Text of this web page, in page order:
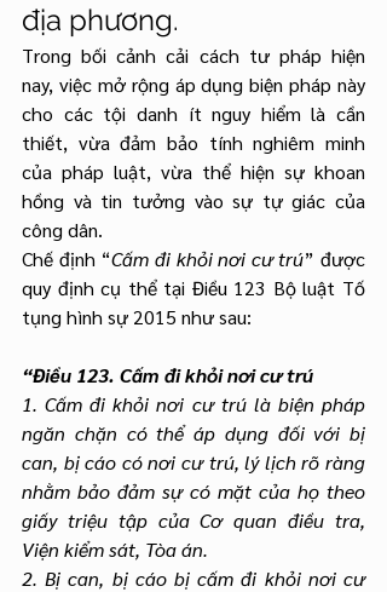
địa phương.
Trong bối cảnh cải cách tư pháp hiện
nay, việc mở rộng áp dụng biện pháp này
cho các tội danh ít nguy hiểm là cần
thiết, vừa đảm bảo tính nghiêm minh
của pháp luật, vừa thể hiện sự khoan
hồng và tin tưởng vào sự tự giác của
công dân.
Chế định “Cấm đi khỏi nơi cư trú” được
quy định cụ thể tại Điều 123 Bộ luật Tố
tụng hình sự 2015 như sau:
“Điều 123. Cấm đi khỏi nơi cư trú
1. Cấm đi khỏi nơi cư trú là biện pháp
ngăn chặn có thể áp dụng đối với bị
can, bị cáo có nơi cư trú, lý lịch rõ ràng
nhằm bảo đảm sự có mặt của họ theo
giấy triệu tập của Cơ quan điều tra,
Viện kiểm sát, Tòa án.
2. Bị can, bị cáo bị cấm đi khỏi nơi cư